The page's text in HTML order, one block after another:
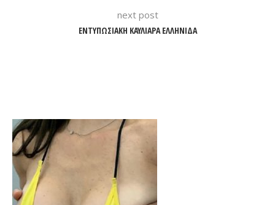
next post
ΕΝΤΥΠΩΣΙΑΚΗ ΚΑΥΛΙΑΡΑ ΕΛΛΗΝΙΔΑ